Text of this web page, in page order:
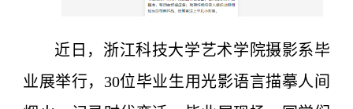
近日，浙江科技大学艺术学院摄影系毕
业展举行，30位毕业生用光影语言描摹人间